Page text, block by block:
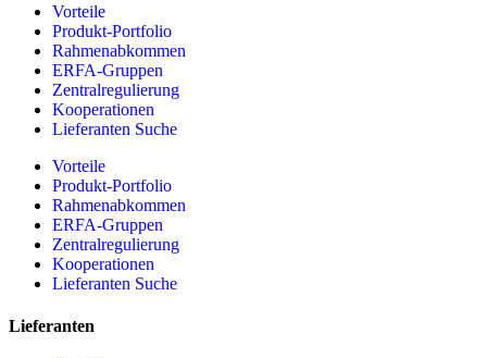
Vorteile
Produkt-Portfolio
Rahmenabkommen
ERFA-Gruppen
Zentralregulierung
Kooperationen
Lieferanten Suche
Vorteile
Produkt-Portfolio
Rahmenabkommen
ERFA-Gruppen
Zentralregulierung
Kooperationen
Lieferanten Suche
Lieferanten